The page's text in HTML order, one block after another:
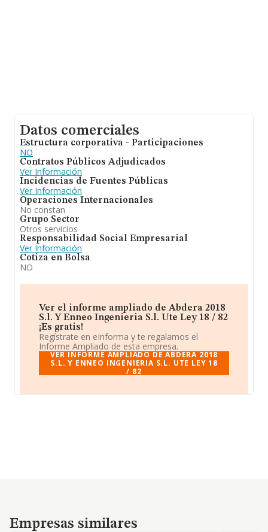
Datos comerciales
Estructura corporativa - Participaciones
NO
Contratos Públicos Adjudicados
Ver Información
Incidencias de Fuentes Públicas
Ver Información
Operaciones Internacionales
No constan
Grupo Sector
Otros servicios
Responsabilidad Social Empresarial
Ver Información
Cotiza en Bolsa
NO
Ver el informe ampliado de Abdera 2018
S.l. Y Enneo Ingenieria S.l. Ute Ley 18 / 82
¡Es gratis!
Regístrate en eInforma y te regalamos el
Informe Ampliado de esta empresa.
VER INFORME AMPLIADO DE ABDERA 2018
S.L. Y ENNEO INGENIERIA S.L. UTE LEY 18
/ 82
Empresas similares
Empresas similares